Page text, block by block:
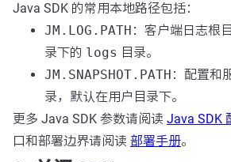
Java SDK 的常用本地路径包括：
JM.LOG.PATH ：客户端日志根
录下的 logs 目录。
JM.SNAPSHOT.PATH ：配置和
录，默认在用户目录下。
更多 Java SDK 参数请阅读 Java SDK
口和部署边界请阅读 部署手册。